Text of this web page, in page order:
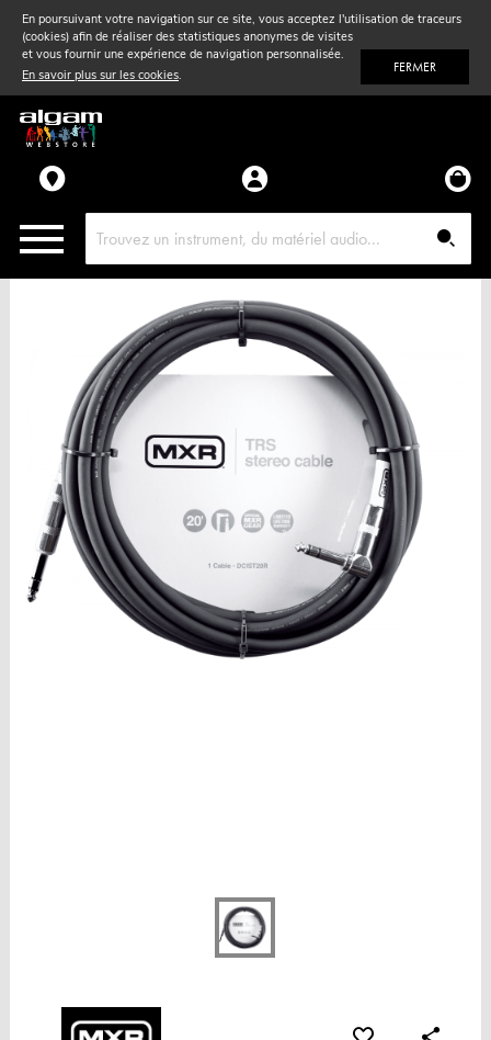
En poursuivant votre navigation sur ce site, vous acceptez l'utilisation de traceurs
(cookies) afin de réaliser des statistiques anonymes de visites
et vous fournir une expérience de navigation personnalisée.
En savoir plus sur les cookies. FERMER
Vent& Violon
Accessoires
Pièces détachées